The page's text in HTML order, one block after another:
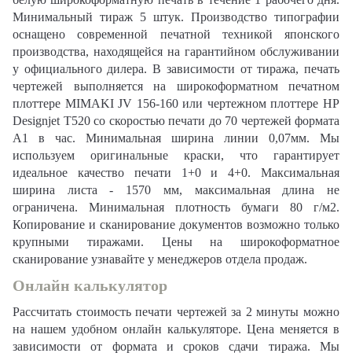
Минимальный тираж 5 штук. Производство типографии
оснащено современной печатной техникой японского
производства, находящейся на гарантийном обслуживании
у официального дилера. В зависимости от тиража, печать
чертежей выполняется на широкоформатном печатном
плоттере MIMAKI JV 156-160 или чертежном плоттере HP
Designjet T520 со скоростью печати до 70 чертежей формата
А1 в час. Минимальная ширина линии 0,07мм. Мы
используем оригинальные краски, что гарантирует
идеальное качество печати 1+0 и 4+0. Максимальная
ширина листа - 1570 мм, максимальная длина не
ограничена. Минимальная плотность бумаги 80 г/м2.
Копирование и сканирование документов возможно только
крупными тиражами. Цены на широкоформатное
сканирование узнавайте у менеджеров отдела продаж.
Онлайн калькулятор
Рассчитать стоимость печати чертежей за 2 минуты можно
на нашем удобном онлайн калькуляторе. Цена меняется в
зависимости от формата и сроков сдачи тиража. Мы